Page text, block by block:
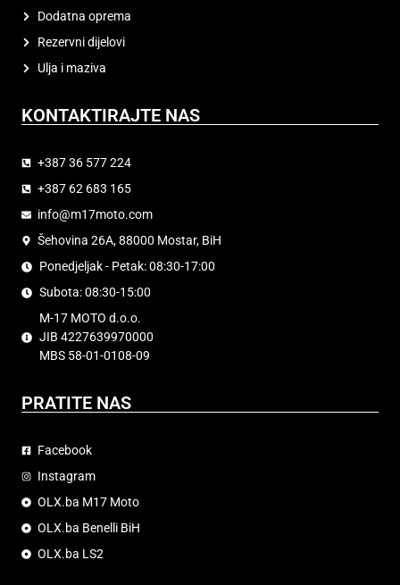
Dodatna oprema
Rezervni dijelovi
Ulja i maziva
KONTAKTIRAJTE NAS
+387 36 577 224
+387 62 683 165
info@m17moto.com
Šehovina 26A, 88000 Mostar, BiH
Ponedjeljak - Petak: 08:30-17:00
Subota: 08:30-15:00
M-17 MOTO d.o.o.
JIB 4227639970000
MBS 58-01-0108-09
PRATITE NAS
Facebook
Instagram
OLX.ba M17 Moto
OLX.ba Benelli BiH
OLX.ba LS2